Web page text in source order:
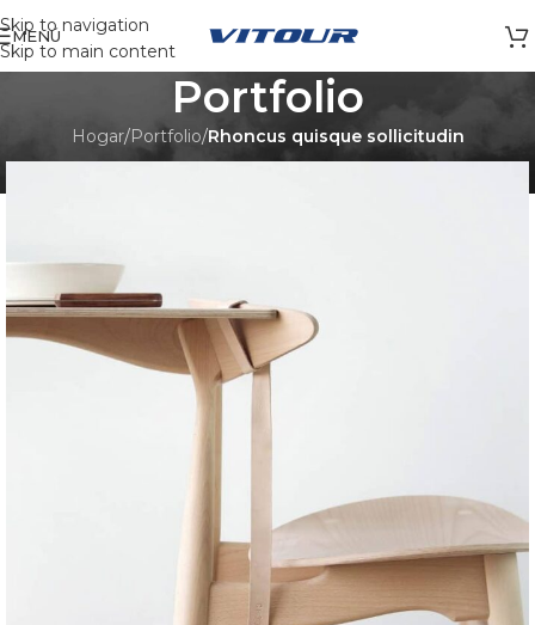
Skip to navigation
Skip to main content
MENÚ
Portfolio
Hogar/Portfolio/Rhoncus quisque sollicitudin